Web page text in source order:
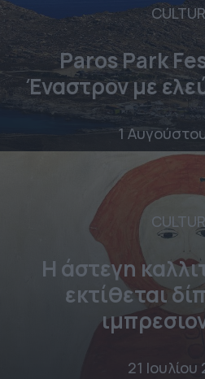
Paros Park
Έναστρον με
1
Η άστεγη
εκτίθεται
21